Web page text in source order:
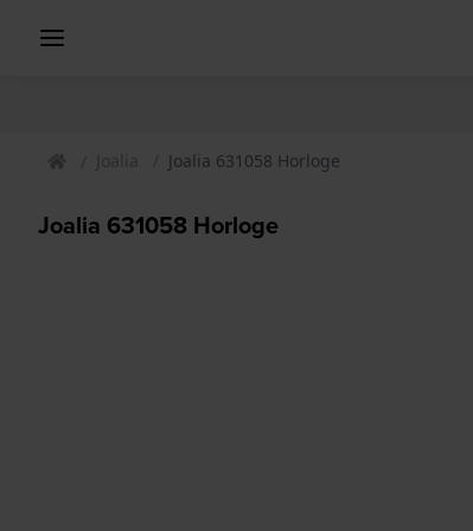
Joalia Joalia 631058 Horloge
Joalia 631058 Horloge